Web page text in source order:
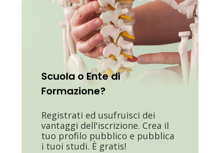
Scuola o Ente di
Formazione?
Registrati ed usufruisci dei
vantaggi dell'iscrizione. Crea il
tuo profilo pubblico e pubblica
i tuoi studi. È gratis!